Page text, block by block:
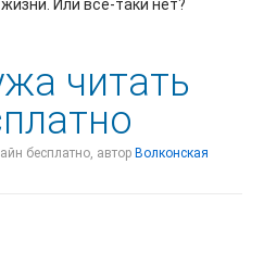
Или всё-таки нет?
читать
бесплатно, автор Волконская